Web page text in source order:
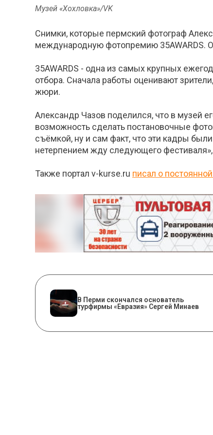
Музей «Хохловка»/VK
Снимки, которые пермский фотограф
международную фотопремию 35AWARDS.
35AWARDS - одна из самых крупных
отбора. Сначала работы оценивают
жюри.
Александр Чазов поделился, что в музей
возможность сделать постановочные
съёмкой, ну и сам факт, что эти кадры
нетерпением жду следующего
Также портал v-kurse.ru писал о
В Перми скончался основатель
турфирмы «Евразия» Сергей Минаев